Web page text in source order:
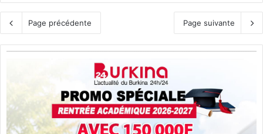
Page précédente Page suivante